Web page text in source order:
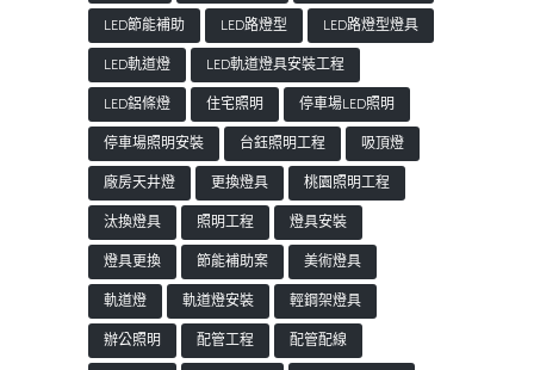
LED節能補助
LED路燈型
LED路燈型燈具
LED軌道燈
LED軌道燈具安裝工程
LED鋁條燈
住宅照明
停車場LED照明
停車場照明安裝
台鈺照明工程
吸頂燈
廠房天井燈
更換燈具
桃園照明工程
汰換燈具
照明工程
燈具安裝
燈具更換
節能補助案
美術燈具
軌道燈
軌道燈安裝
輕鋼架燈具
辦公照明
配管工程
配管配線